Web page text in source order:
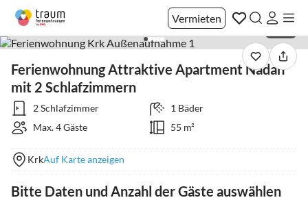
Vermieten
Ferienwohnung Attraktive Apartment Nadan
mit 2 Schlafzimmern
2 Schlafzimmer
1 Bäder
Max. 4 Gäste
55 m²
KrkAuf Karte anzeigen
Bitte Daten und Anzahl der Gäste auswählen